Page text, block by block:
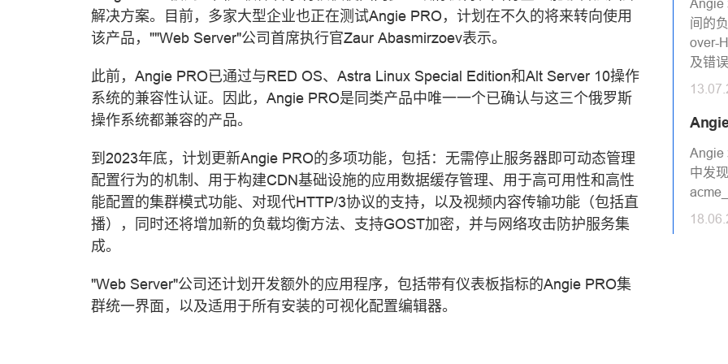
解决方案。目前，多家大型企业也正在测试Angie PRO，计划在不久的将来转向使用
该产品，""Web Server"公司首席执行官Zaur Abasmirzoev表示。
此前，Angie PRO已通过与RED OS、Astra Linux Special Edition和Alt Server 10操作
系统的兼容性认证。因此，Angie PRO是同类产品中唯一一个已确认与这三个俄罗斯
操作系统都兼容的产品。
到2023年底，计划更新Angie PRO的多项功能，包括：无需停止服务器即可动态管理
配置行为的机制、用于构建CDN基础设施的应用数据缓存管理、用于高可用性和高性
能配置的集群模式功能、对现代HTTP/3协议的支持，以及视频内容传输功能（包括直
播），同时还将增加新的负载均衡方法、支持GOST加密，并与网络攻击防护服务集
成。
"Web Server"公司还计划开发额外的应用程序，包括带有仪表板指标的Angie PRO集
群统一界面，以及适用于所有安装的可视化配置编辑器。
Angie
间的
over-
及错
Angie
中发